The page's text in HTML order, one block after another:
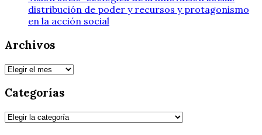
distribución de poder y recursos y protagonismo
en la acción social
Archivos
Archivos
Categorías
Categorías